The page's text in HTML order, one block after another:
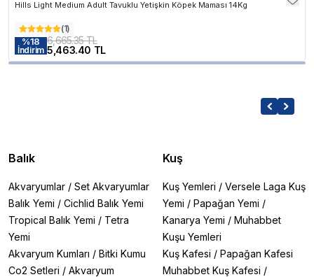
Hills Light Medium Adult Tavuklu Yetişkin Köpek Maması 14Kg
(1)
%18
İndirim
6,665.35 TL
5,463.40 TL
Balık
Akvaryumlar / Set Akvaryumlar
Balık Yemi / Cichlid Balık Yemi
Tropical Balık Yemi / Tetra
Yemi
Akvaryum Kumları / Bitki Kumu
Co2 Setleri / Akvaryum
Kuş
Kuş Yemleri / Versele Laga Kuş
Yemi / Papağan Yemi /
Kanarya Yemi / Muhabbet
Kuşu Yemleri
Kuş Kafesi / Papağan Kafesi
Muhabbet Kuş Kafesi /